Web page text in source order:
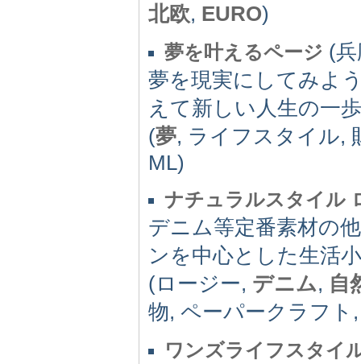
北欧, EURO)
夢を叶えるページ (
夢を現実にしてみよ
えて新しい人生の一
(夢, ライフスタイル,
ML)
ナチュラルスタイル
デニム等定番素材の
ンを中心とした生活
(ロージー, デニム, 自
物, ペーパークラフ
ワンズライフスタイ